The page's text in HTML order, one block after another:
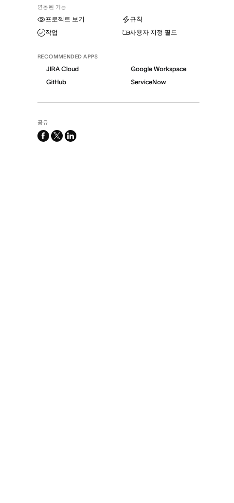
연동된 기능
프로젝트 보기
규칙
작업
사용자 지정 필드
RECOMMENDED APPS
JIRA Cloud
Google Workspace
GitHub
ServiceNow
공유
facebook
x-
linkedin